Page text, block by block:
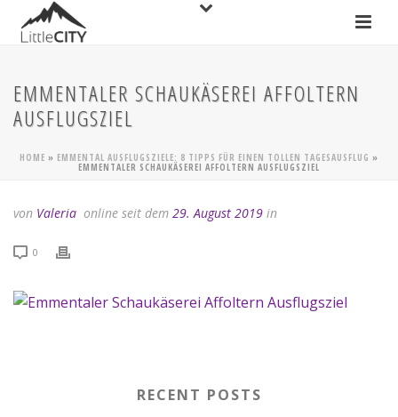
EMMENTALER SCHAUKÄSEREI AFFOLTERN
AUSFLUGSZIEL
HOME » EMMENTAL AUSFLUGSZIELE: 8 TIPPS FÜR EINEN TOLLEN TAGESAUSFLUG »
EMMENTALER SCHAUKÄSEREI AFFOLTERN AUSFLUGSZIEL
von Valeria online seit dem 29. August 2019 in
0
RECENT POSTS